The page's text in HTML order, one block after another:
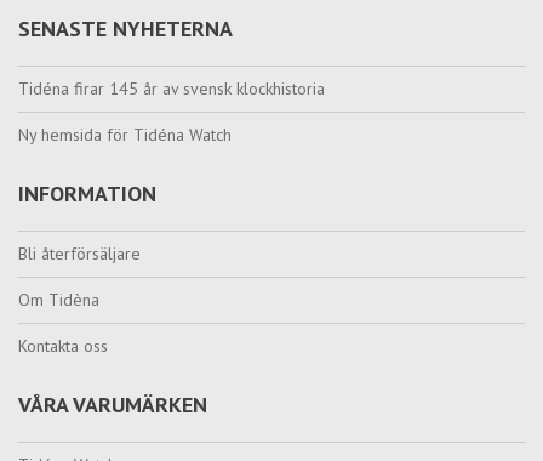
SENASTE NYHETERNA
Tidéna firar 145 år av svensk klockhistoria
Ny hemsida för Tidéna Watch
INFORMATION
Bli återförsäljare
Om Tidèna
Kontakta oss
VÅRA VARUMÄRKEN